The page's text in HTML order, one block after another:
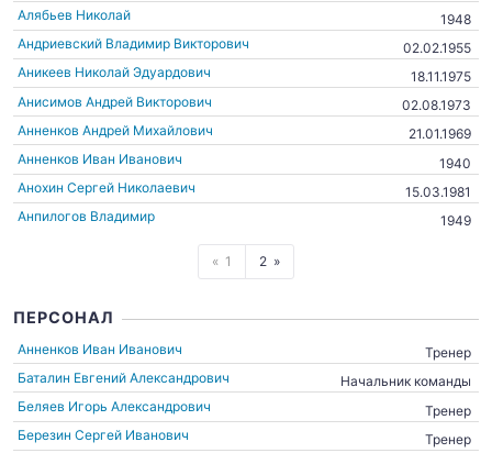
Алябьев Николай
1948
Андриевский Владимир Викторович
02.02.1955
Аникеев Николай Эдуардович
18.11.1975
Анисимов Андрей Викторович
02.08.1973
Анненков Андрей Михайлович
21.01.1969
Анненков Иван Иванович
1940
Анохин Сергей Николаевич
15.03.1981
Анпилогов Владимир
1949
1 2
ПЕРСОНАЛ
Анненков Иван Иванович
Тренер
Баталин Евгений Александрович
Начальник команды
Беляев Игорь Александрович
Тренер
Березин Сергей Иванович
Тренер